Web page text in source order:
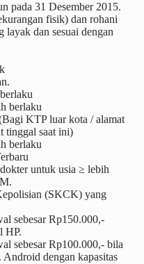
pada 31 Desember 2015.
fisik) dan rohani
dan sesuai dengan
berlaku
KTP luar kota / alamat
tinggal saat ini)
berlaku
untuk usia ≥ lebih
(SKCK) yang
sebesar Rp150.000,-
HP.
sebesar Rp100.000,- bila
dengan kapasitas